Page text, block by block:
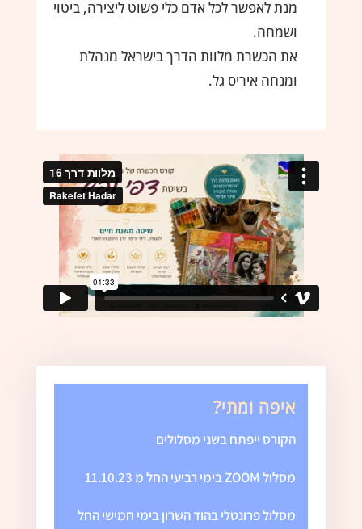
מנת לאפשר לכל אדם כלי פשוט ליצירה, ביטוי
ושמחה.
את הכשרת מלוות הדרך בישראל מנהלת
ומנחה איריס גל.
איפה ומתי?
הקורס ייפתח בשני מסלולים
מסלול ZOOM בימי רביעי החל מ 11.10.23
מסלול פרונטלי בהוד השרון בימי חמישי החל